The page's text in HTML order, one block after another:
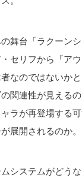
舞台「ラクーン
セリフから『ア
なのではないか
関連性が見えるの
ラが再登場する可
展開されるのか。
システムがどう